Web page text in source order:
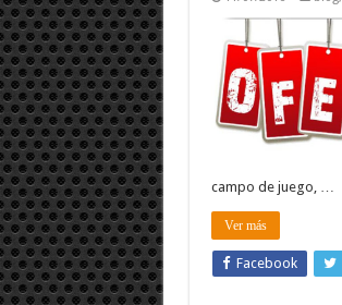
campo de juego, …
Ver más
Facebook